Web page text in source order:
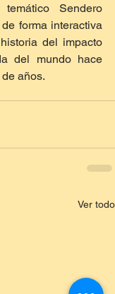
Sendero
forma interactiva
del impacto
del mundo hace
años.
Ver todo